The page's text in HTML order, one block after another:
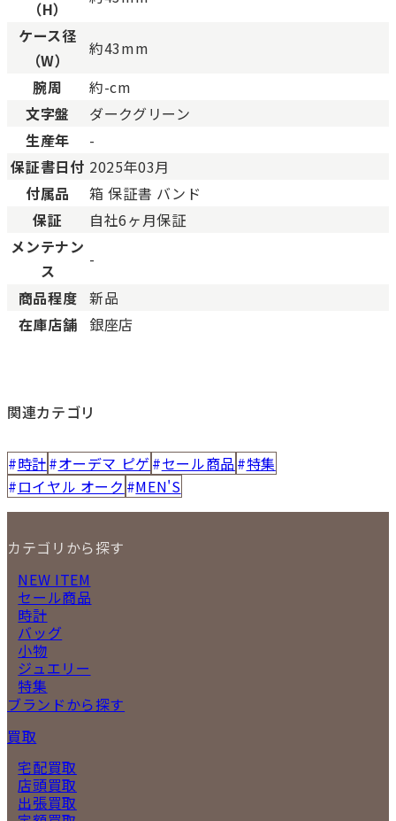
（H）
ケース径
（W）
約43mm
腕周
約-cm
文字盤
ダークグリーン
生産年
-
保証書日付 2025年03月
付属品
箱 保証書 バンド
保証
自社6ヶ月保証
メンテナン
ス
-
商品程度 新品
在庫店舗
銀座店
関連カテゴリ
時計 オーデマ ピゲ セール商品
特集
ロイヤル オーク
MEN'S
カテゴリから探す
NEW ITEM
セール商品
時計
バッグ
小物
ジュエリー
特集
ブランドから探す
買取
宅配買取
店頭買取
出張買取